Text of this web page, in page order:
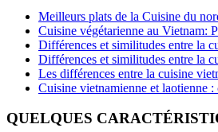
Meilleurs plats de la Cuisine du
Cuisine végétarienne au Vietnam:
Différences et similitudes entre la
Différences et similitudes entre la
Les différences entre la cuisine
Cuisine vietnamienne et laotienne
QUELQUES